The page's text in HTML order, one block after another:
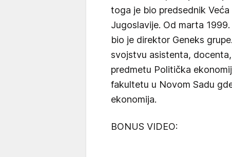
toga je bio predsednik
Jugoslavije. Od marta
bio je direktor Geneks
svojstvu asistenta,
predmetu Politička
fakultetu u Novom Sadu
ekonomija.
BONUS VIDEO: